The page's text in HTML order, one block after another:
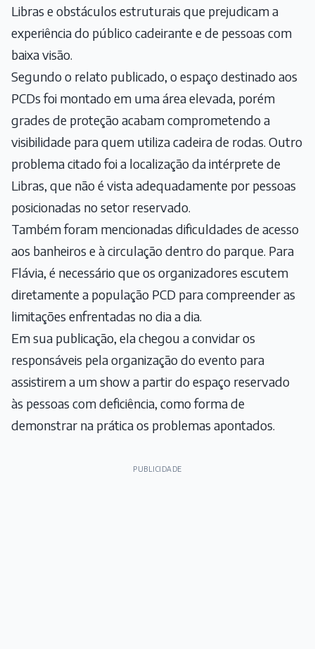
Libras e obstáculos estruturais que prejudicam a
experiência do público cadeirante e de pessoas com
baixa visão.
Segundo o relato publicado, o espaço destinado aos
PCDs foi montado em uma área elevada, porém
grades de proteção acabam comprometendo a
visibilidade para quem utiliza cadeira de rodas. Outro
problema citado foi a localização da intérprete de
Libras, que não é vista adequadamente por pessoas
posicionadas no setor reservado.
Também foram mencionadas dificuldades de acesso
aos banheiros e à circulação dentro do parque. Para
Flávia, é necessário que os organizadores escutem
diretamente a população PCD para compreender as
limitações enfrentadas no dia a dia.
Em sua publicação, ela chegou a convidar os
responsáveis pela organização do evento para
assistirem a um show a partir do espaço reservado
às pessoas com deficiência, como forma de
demonstrar na prática os problemas apontados.
PUBLICIDADE